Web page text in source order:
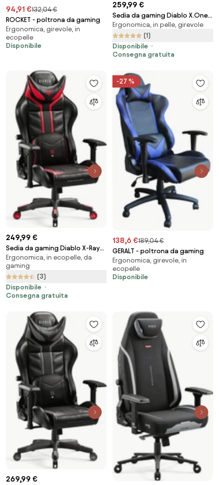
94,91 €132,04 €
ROCKET - poltrona da gaming
Ergonomica, girevole, in
ecopelle
Disponibile
259,99 €
Sedia da gaming Diablo X.One
Prime Mystic Mint Normal Size
Ergonomica, in pelle, girevole
(1)
Disponibile
Consegna gratuita
249,99 €
Sedia da gaming Diablo X-Ray
2.0 Normal Size: Nero e Rosso
Ergonomica, in ecopelle, da
gaming
(3)
Disponibile
Consegna gratuita
-27 %
138,6 €189,04 €
GERALT - poltrona da gaming
Ergonomica, girevole, in
ecopelle
Disponibile
269,99 €